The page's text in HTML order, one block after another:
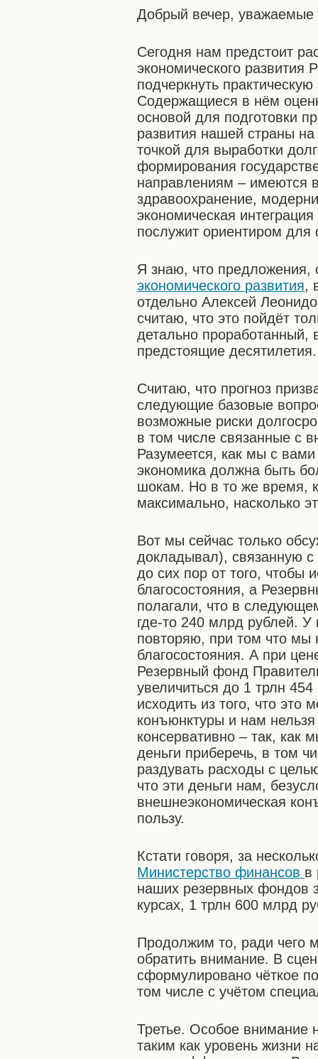
Добрый вечер, уважаемые
Сегодня нам предстоит
экономического
подчеркнуть
Содержащиеся в нём
основой для подготовки
развития нашей страны
точкой для выработки
формирования
направлениям – имеются
здравоохранение,
экономическая
послужит ориентиром
Я знаю, что
экономического развития,
отдельно Алексей
считаю, что это пойдёт
детально проработанный,
предстоящие десятилетия.
Считаю, что прогноз
следующие базовые
возможные риски
в том числе связанные с
Разумеется, как мы с
экономика должна быть
шокам. Но в то же время,
максимально, насколько
Вот мы сейчас только
докладывал), связанную
до сих пор от того, чтобы
благосостояния, а
полагали, что в
где-то 240 млрд рублей.
повторяю, при том что мы
благосостояния. А при
Резервный фонд
увеличиться до 1 трлн
исходить из того, что это
конъюнктуры и нам
консервативно – так,
деньги приберечь, в том
раздувать расходы с
что эти деньги нам,
внешнеэкономическая
пользу.
Кстати говоря, за
Министерство финансов в
наших резервных фондов
курсах, 1 трлн 600 млрд
Продолжим то, ради чего
обратить внимание. В
сформулировано чёткое
том числе с учётом
Третье. Особое внимание
таким как уровень жизни